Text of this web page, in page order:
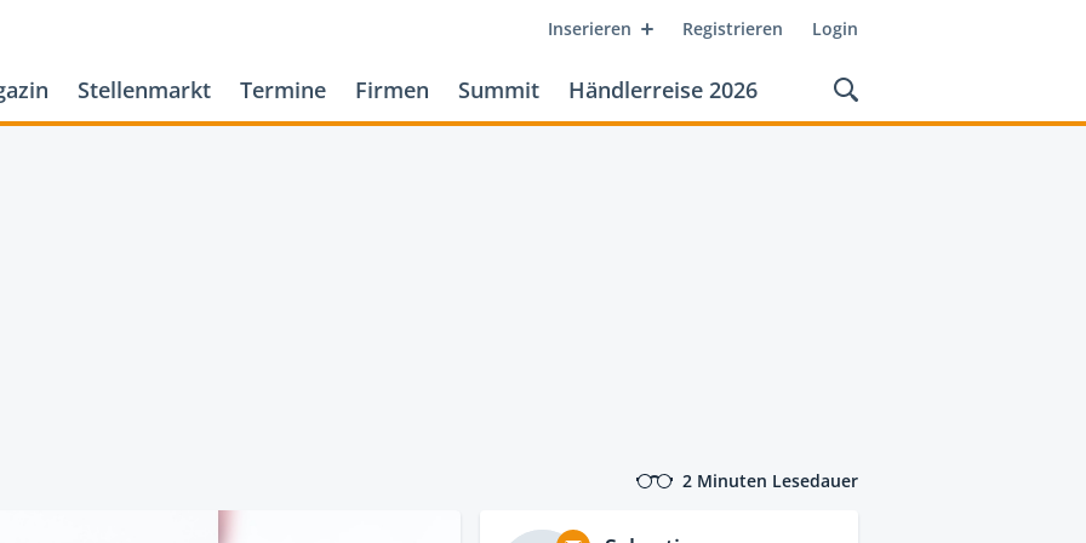
Inserieren Registrieren Login
Stellenmarkt Termine Firmen Summit Händlerreise 2026
2 Minuten Lesedauer